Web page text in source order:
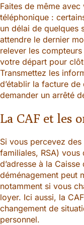
Faites de même
téléphonique :
un délai de quelques
attendre le dernier
relever les
votre départ pour
Transmettez les
d’établir la facture
demander un arrêté
La CAF et les
Si vous percevez
familiales, RSA)
d’adresse à la
déménagement peut
notamment si vous
loyer. Ici aussi, la
changement de
personnel.